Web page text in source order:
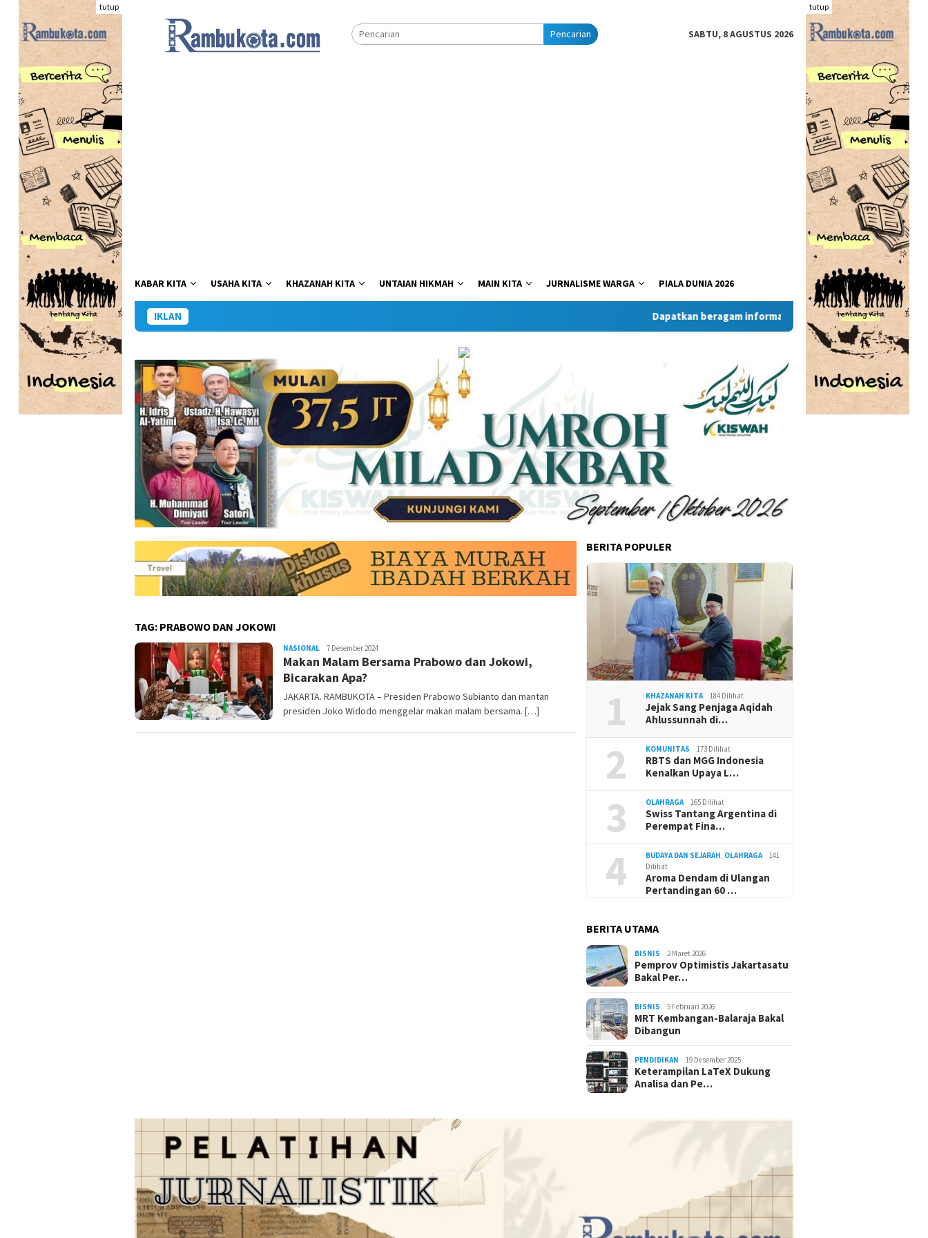
Loncat
konten
tutup tutup
Pencarian SABTU, 8 AGUSTUS 2026
KABAR KITA USAHA KITA KHAZANAH KITA UNTAIAN HIKMAH MAIN KITA JURNALISME WARGA PIALA DUNIA 2026
IKLAN Dapatkan beragam informasi dan berita menarik dari situs
TAG: PRABOWO DAN JOKOWI
NASIONAL REDAKSI
RAMBUKOTA
7 Desember 2024
Makan Malam Bersama Prabowo dan Jokowi,
Bicarakan Apa?
JAKARTA. RAMBUKOTA – Presiden Prabowo Subianto dan mantan
presiden Joko Widodo menggelar makan malam bersama. […]
BERITA POPULER
1 KHAZANAH KITA 184 Dilihat
Jejak Sang Penjaga Aqidah
Ahlussunnah di…
2 KOMUNITAS 173 Dilihat
RBTS dan MGG Indonesia
Kenalkan Upaya L…
3 OLAHRAGA 165 Dilihat
Swiss Tantang Argentina di
Perempat Fina…
4 BUDAYA DAN SEJARAH OLAHRAGA
141
Dilihat
Aroma Dendam di Ulangan
Pertandingan 60 …
BERITA UTAMA
BISNIS 2 Maret 2026
Pemprov Optimistis Jakartasatu
Bakal Per…
BISNIS 5 Februari 2026
MRT Kembangan-Balaraja Bakal
Dibangun
PENDIDIKAN 19 Desember 2025
Keterampilan LaTeX Dukung
Analisa dan Pe…